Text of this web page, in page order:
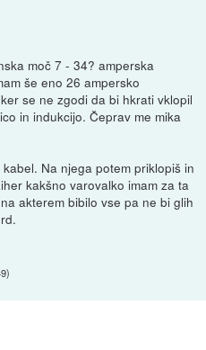
moč 7 - 34? amperska
še eno 26 ampersko
se ne zgodi da bi hkrati vklopil
in indukcijo. Čeprav me mika
Na njega potem priklopiš in
kakšno varovalko imam za ta
akterem bibilo vse pa ne bi glih
)